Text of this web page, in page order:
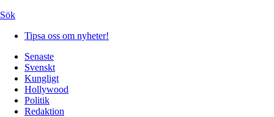
Sök
Tipsa oss om nyheter!
Senaste
Svenskt
Kungligt
Hollywood
Politik
Redaktion